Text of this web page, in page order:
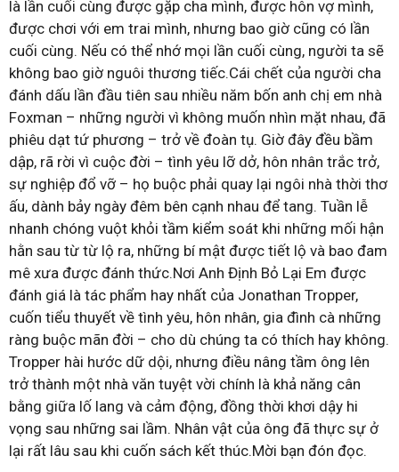
là lần cuối cùng được gặp cha mình, được hôn vợ mình,
được chơi với em trai mình, nhưng bao giờ cũng có lần
cuối cùng. Nếu có thể nhớ mọi lần cuối cùng, người ta sẽ
không bao giờ nguôi thương tiếc.Cái chết của người cha
đánh dấu lần đầu tiên sau nhiều năm bốn anh chị em nhà
Foxman – những người vì không muốn nhìn mặt nhau, đã
phiêu dạt tứ phương – trở về đoàn tụ. Giờ đây đều bầm
dập, rã rời vì cuộc đời – tình yêu lỡ dở, hôn nhân trắc trở,
sự nghiệp đổ vỡ – họ buộc phải quay lại ngôi nhà thời thơ
ấu, dành bảy ngày đêm bên cạnh nhau để tang. Tuần lễ
nhanh chóng vuột khỏi tầm kiểm soát khi những mối hận
hằn sau từ từ lộ ra, những bí mật được tiết lộ và bao đam
mê xưa được đánh thức.Nơi Anh Định Bỏ Lại Em được
đánh giá là tác phẩm hay nhất của Jonathan Tropper,
cuốn tiểu thuyết về tình yêu, hôn nhân, gia đình cà những
ràng buộc mãn đời – cho dù chúng ta có thích hay không.
Tropper hài hước dữ dội, nhưng điều nâng tầm ông lên
trở thành một nhà văn tuyệt vời chính là khả năng cân
bằng giữa lố lang và cảm động, đồng thời khơi dậy hi
vọng sau những sai lầm. Nhân vật của ông đã thực sự ở
lại rất lâu sau khi cuốn sách kết thúc.Mời bạn đón đọc.